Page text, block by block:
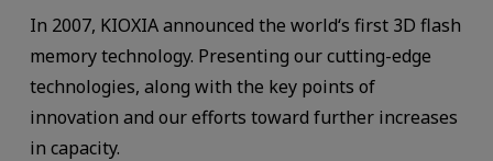
In 2007, KIOXIA announced the world‘s first 3D flash
memory technology. Presenting our cutting-edge
technologies, along with the key points of
innovation and our efforts toward further increases
in capacity.